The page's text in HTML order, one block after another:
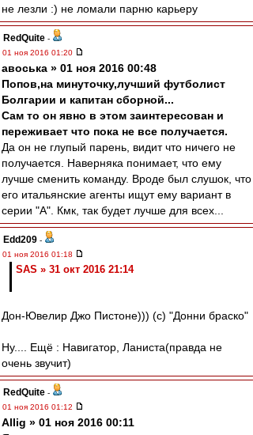
не лезли :) не ломали парню карьеру
RedQuite -
01 ноя 2016 01:20
авоська » 01 ноя 2016 00:48
Попов,на минуточку,лучший футболист
Болгарии и капитан сборной...
Сам то он явно в этом заинтересован и
переживает что пока не все получается.
Да он не глупый парень, видит что ничего не
получается. Наверняка понимает, что ему
лучше сменить команду. Вроде был слушок, что
его итальянские агенты ищут ему вариант в
серии "А". Кмк, так будет лучше для всех...
Edd209 -
01 ноя 2016 01:18
SAS » 31 окт 2016 21:14
Дон-Ювелир Джо Пистоне))) (с) "Донни браско"
Ну.... Ещё : Навигатор, Ланиста(правда не
очень звучит)
RedQuite -
01 ноя 2016 01:12
Allig » 01 ноя 2016 00:11